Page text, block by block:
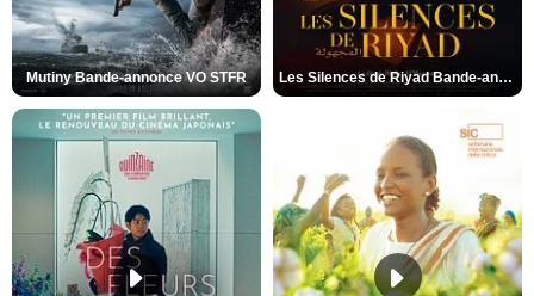
Mutiny Bande-annonce VO STFR Les Silences de Riyad Bande-annonce VO STFR